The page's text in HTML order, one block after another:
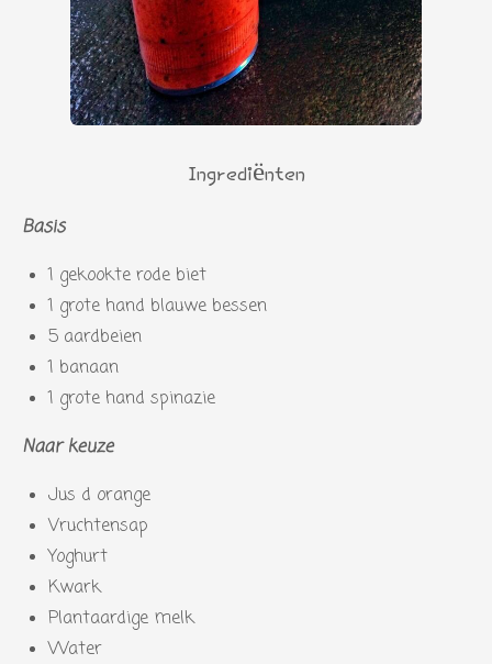
Ingrediënten
Basis
1 gekookte rode biet
1 grote hand blauwe bessen
5 aardbeien
1 banaan
1 grote hand spinazie
Naar keuze
Jus d orange
Vruchtensap
Yoghurt
Kwark
Plantaardige melk
Water